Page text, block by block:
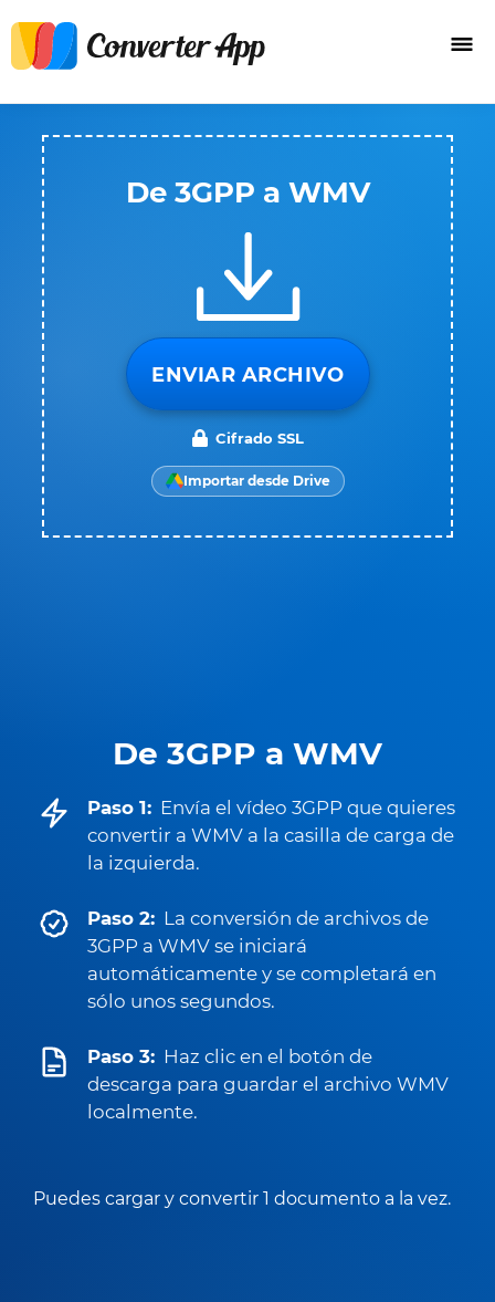
De 3GPP a WMV
Paso 1: Envía el vídeo 3GPP que quieres
convertir a WMV a la casilla de carga de
la izquierda.
Paso 2: La conversión de archivos de
3GPP a WMV se iniciará
automáticamente y se completará en
sólo unos segundos.
Paso 3: Haz clic en el botón de
descarga para guardar el archivo WMV
localmente.
Puedes cargar y convertir 1 documento a la vez.
De 3GPP a WMV
ENVIAR ARCHIVO
Cifrado SSL
Importar desde Drive